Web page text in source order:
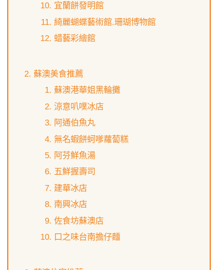
宜蘭餅發明館
綺麗蝴蝶藝術館.珊瑚博物館
蜡藝彩繪館
蘇澳美食推薦
蘇澳港華姐黑輪攤
涼意叭噗冰店
阿通伯魚丸
無名蝦餅蚵嗲蘿蔔糕
阿芬鮮魚湯
五鮮握壽司
建華冰店
南興冰店
佐食坊蘇澳店
口之味台南擔仔麵